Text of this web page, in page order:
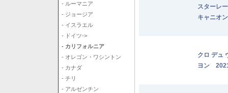
- ルーマニア
- ジョージア
- イスラエル
- ドイツ->
- カリフォルニア
- オレゴン・ワシントン
- カナダ
- チリ
- アルゼンチン
スターレ
キャニオ
クロ デュ
ヨン